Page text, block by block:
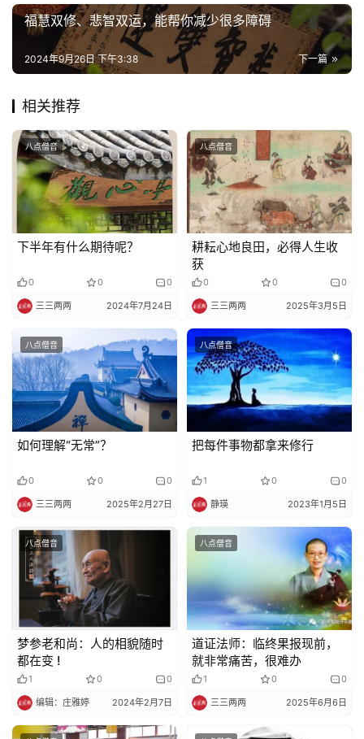
佛
教
人
物
寺
院
巡
礼
视
纪
佛
教
艺
术
政
策
法
规
免
声
明
福慧双修、悲智双运，能帮你减少很多障碍
下一篇
2024年9月26日 下午3:38
相关推荐
八点僧音
下半年有什么期待呢？
0 0 0
三三两两 2024年7月24日
八点僧音
耕耘心地良田，必得人生收
获
0 0 0
三三两两 2025年3月5日
八点僧音
如何理解“无常”？
0 0 0
三三两两 2025年2月27日
八点僧音
把每件事物都拿来修行
1 0 0
静瑛 2023年1月5日
八点僧音
梦参老和尚：人的相貌随时
都在变 !
1 0 0
编辑：庄雅婷 2024年2月7日
八点僧音
道证法师：临终果报现前，
就非常痛苦，很难办
1 0 0
三三两两 2025年6月6日